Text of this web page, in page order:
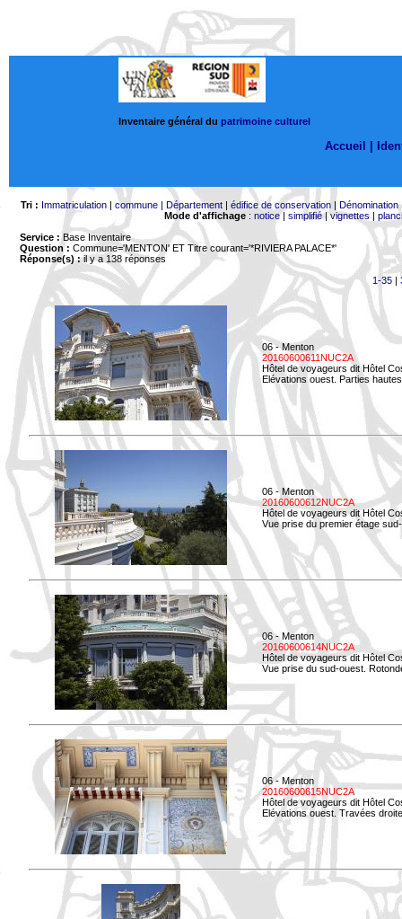
Inventaire général du patrimoine culturel
Accueil |
Tri : Immatriculation| commune| Département| édifice de conservation| Dénomination
Mode d'affichage: notice| simplifié|vignettes |
Service : Base Inventaire
Question : Commune='MENTON' ET Titre courant='*RIVIERA PALACE*'
Réponse(s) :il y a 138 réponses
1-35|
06 - Menton
20160600611NUC2A
Hôtel de voyageurs dit Hôtel
Elévations ouest. Parties
06 - Menton
20160600612NUC2A
Hôtel de voyageurs dit Hôtel
Vue prise du premier étage
06 - Menton
20160600614NUC2A
Hôtel de voyageurs dit Hôtel
Vue prise du sud-ouest.
06 - Menton
20160600615NUC2A
Hôtel de voyageurs dit Hôtel
Elévations ouest. Travées